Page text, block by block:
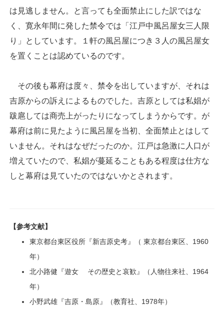
は見逃しません。と言っても全面禁止にした訳ではな
く、寛永年間に発した禁令では「江戸中風呂屋女三人限
り」としています。１軒の風呂屋につき３人の風呂屋女
を置くことは認めているのです。
その後も幕府は度々、禁令を出していますが、それは
吉原からの訴えによるものでした。吉原としては私娼が
跋扈しては商売上がったりになってしまうからです。が
幕府は前に見たように風呂屋を当初、全面禁止とはして
いません。それはなぜだったのか。江戸は急激に人口が
増えていたので、私娼が蔓延ることもある程度は仕方な
しと幕府は見ていたのではないかとされます。
【参考文献】
東京都台東区役所『新吉原史考』（ 東京都台東区、1960
年）
北小路健『遊女 その歴史と哀歓』（人物往来社、1964
年）
小野武雄『吉原・島原』（教育社、1978年）